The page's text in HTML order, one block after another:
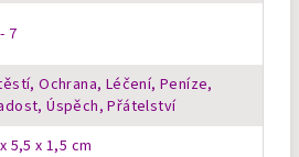
7
Ochrana, Léčení, Peníze,
Úspěch, Přátelství
5,5 x 1,5 cm